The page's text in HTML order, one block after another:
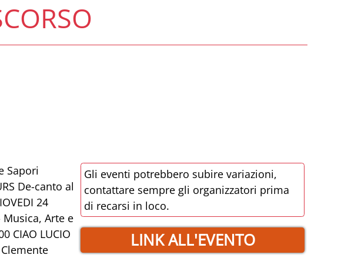
Sapori
De-canto al
24
Musica, Arte e
CIAO LUCIO
Gli eventi potrebbero subire variazioni,
contattare sempre gli organizzatori prima
di recarsi in loco.
LINK ALL'EVENTO